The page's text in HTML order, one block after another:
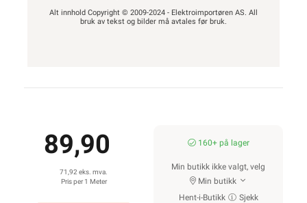
Alt innhold Copyright © 2009-2024 - Elektroimportøren AS. All
bruk av tekst og bilder må avtales før bruk.
89,90
71,92 eks. mva.
Pris per 1 Meter
160+ på lager
Min butikk ikke valgt, velg
Min butikk
Hent-i-Butikk
Sjekk